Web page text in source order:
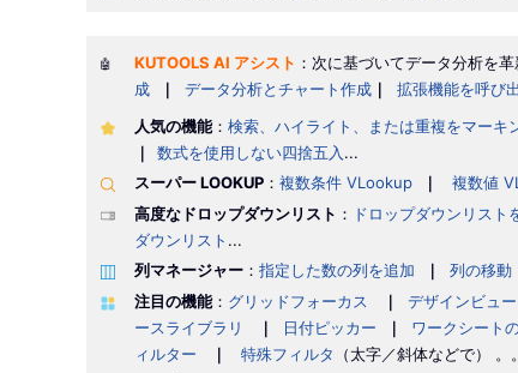
🤖 KUTOOLS AI アシスト ：次に基づいてデータ分析を革
成
｜ データ分析とチャート作成 ｜ 拡張機能を呼び
人気の機能 ： 検索、ハイライト、または重複をマーキ
｜
数式を使用しない四捨五入 ...
スーパー LOOKUP ： 複数条件 VLookup ｜ 複数値
高度なドロップダウンリスト ： ドロップダウンリスト
ダウンリスト ...
列マネージャー ： 指定した数の列を追加 ｜ 列の移動
注目の機能 ： グリッドフォーカス ｜ デザインビュー
ースライブラリ
｜ 日付ピッカー ｜ ワークシート
ィルター
｜ 特殊フィルタ
（太字／斜体などで） 。